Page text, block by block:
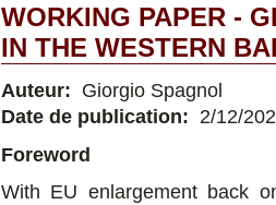
WORKING PAPER -
IN THE WESTERN
Auteur: Giorgio Spagnol
Date de publication: 2/12/
Foreword
With EU enlargement back